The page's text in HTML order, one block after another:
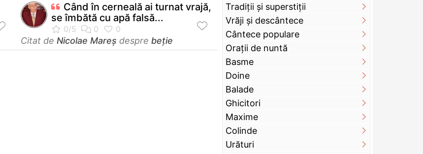
Când în cerneală ai turnat vrajă,
se îmbătă cu apă falsă...
Citat de Nicolae Mareș despre beție
Tradiții și superstiții
Vrăji și descântece
Cântece populare
Orații de nuntă
Basme
Doine
Balade
Ghicitori
Maxime
Colinde
Urături